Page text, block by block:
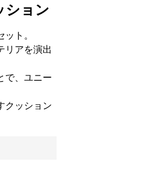
ション
ト。
リアを演出
で、ユニー
クッション